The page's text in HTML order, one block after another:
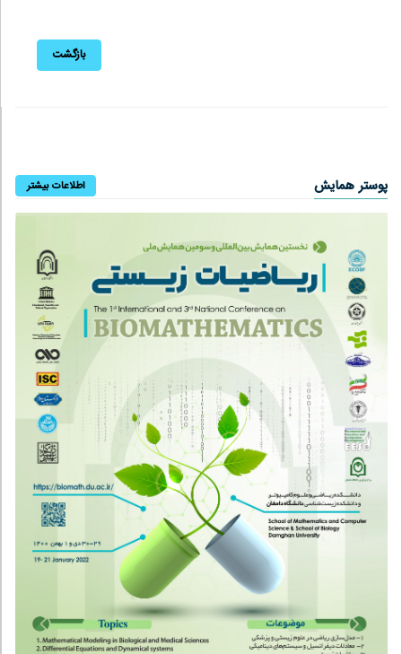
بازگشت
پوستر همایش اطلاعات بیشتر